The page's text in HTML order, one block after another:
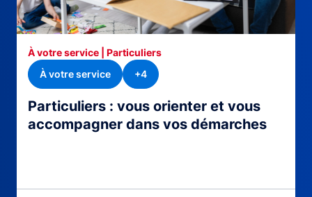
Particuliers : vous orienter et vous
accompagner dans vos démarches
À votre service | Particuliers
À votre service
+4